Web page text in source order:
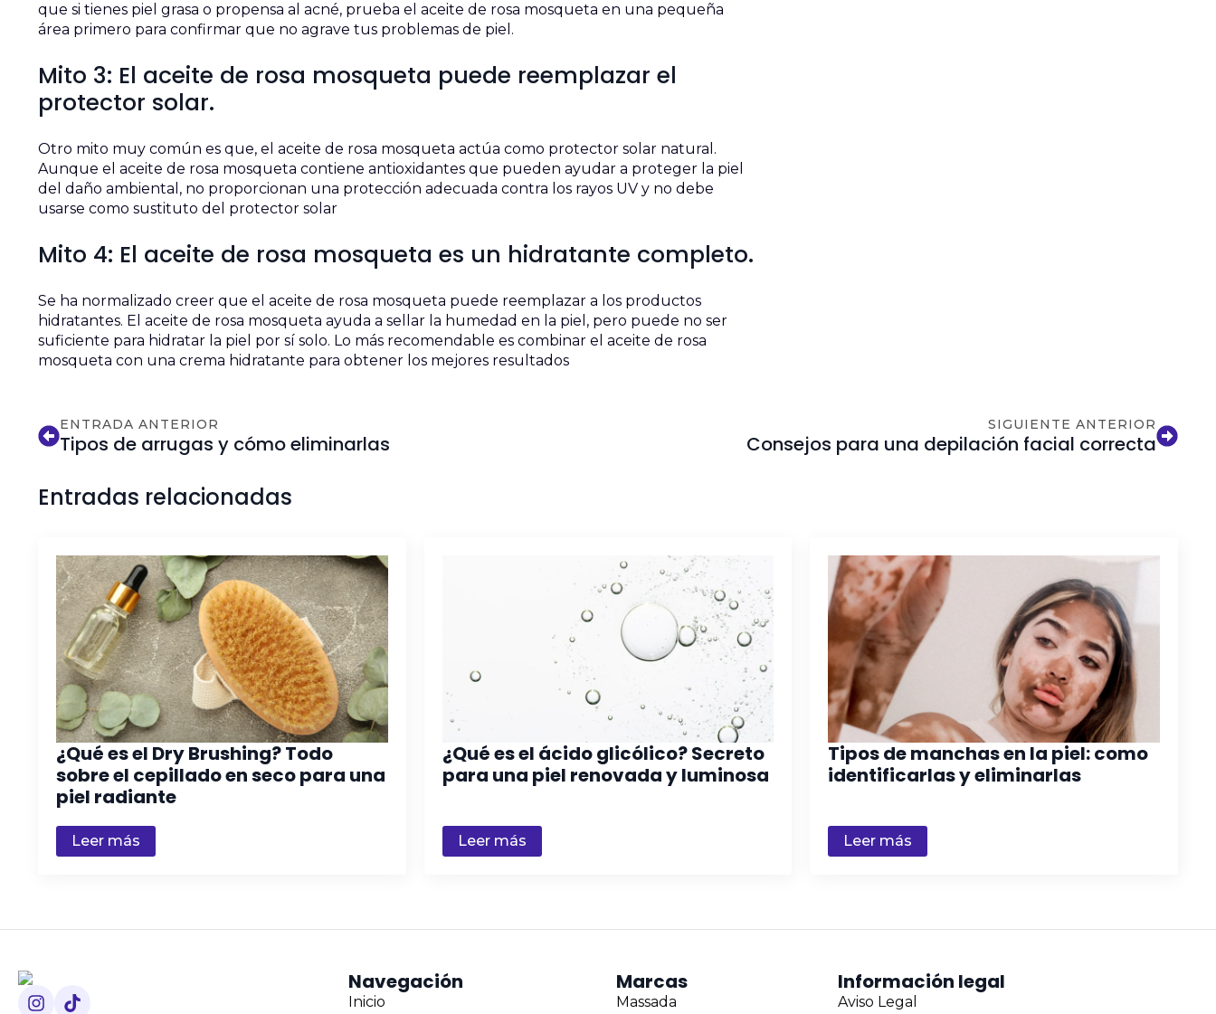
que si tienes piel grasa o propensa al acné, prueba el aceite de rosa mosqueta en una pequeña
área primero para confirmar que no agrave tus problemas de piel.
Mito 3: El aceite de rosa mosqueta puede reemplazar el
protector solar.
Otro mito muy común es que, el aceite de rosa mosqueta actúa como protector solar natural.
Aunque el aceite de rosa mosqueta contiene antioxidantes que pueden ayudar a proteger la piel
del daño ambiental, no proporcionan una protección adecuada contra los rayos UV y no debe
usarse como sustituto del protector solar
Mito 4: El aceite de rosa mosqueta es un hidratante completo.
Se ha normalizado creer que el aceite de rosa mosqueta puede reemplazar a los productos
hidratantes. El aceite de rosa mosqueta ayuda a sellar la humedad en la piel, pero puede no ser
suficiente para hidratar la piel por sí solo. Lo más recomendable es combinar el aceite de rosa
mosqueta con una crema hidratante para obtener los mejores resultados
ENTRADA ANTERIOR
Tipos de arrugas y cómo eliminarlas
SIGUIENTE ANTERIOR
Consejos para una depilación facial correcta
Entradas relacionadas
¿Qué es el Dry Brushing? Todo
sobre el cepillado en seco para una
piel radiante
Leer más
¿Qué es el ácido glicólico? Secreto
para una piel renovada y luminosa
Leer más
Tipos de manchas en la piel: como
identificarlas y eliminarlas
Leer más
Navegación
Inicio
Marcas
Massada
Información legal
Aviso Legal